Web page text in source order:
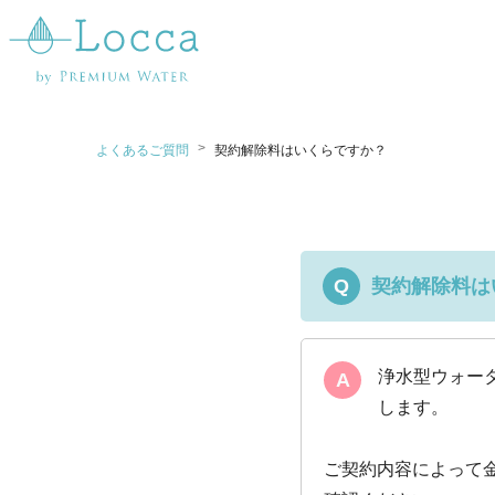
よくあるご質問 > 契約解除料はいくらですか？
Q 契約解除料は
A
浄水型ウォー
します。
ご契約内容によって